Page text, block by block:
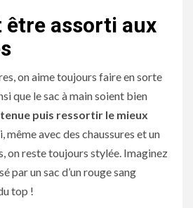
être assorti aux
on aime toujours faire en sorte
que le sac à main soient bien
puis ressortir le mieux
même avec des chaussures et un
on reste toujours stylée. Imaginez
par un sac d’un rouge sang
top !